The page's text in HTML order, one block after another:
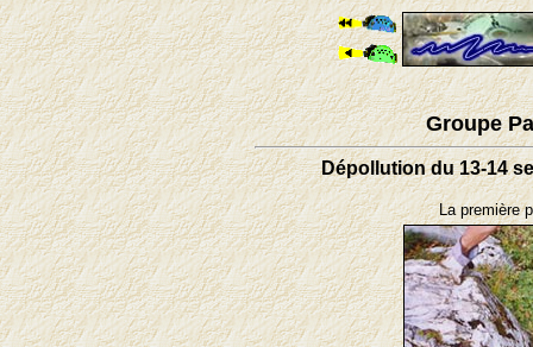
Groupe
Dépollution du 13-14
La première